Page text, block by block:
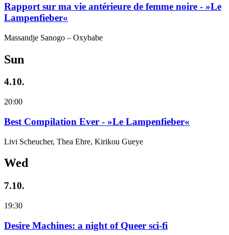
Rapport sur ma vie antérieure de femme noire - »Le
Lampenfieber«
Massandje Sanogo – Oxybabe
Sun
4.10.
20:00
Best Compilation Ever - »Le Lampenfieber«
Livi Scheucher, Thea Ehre, Kirikou Gueye
Wed
7.10.
19:30
Desire Machines: a night of Queer sci-fi